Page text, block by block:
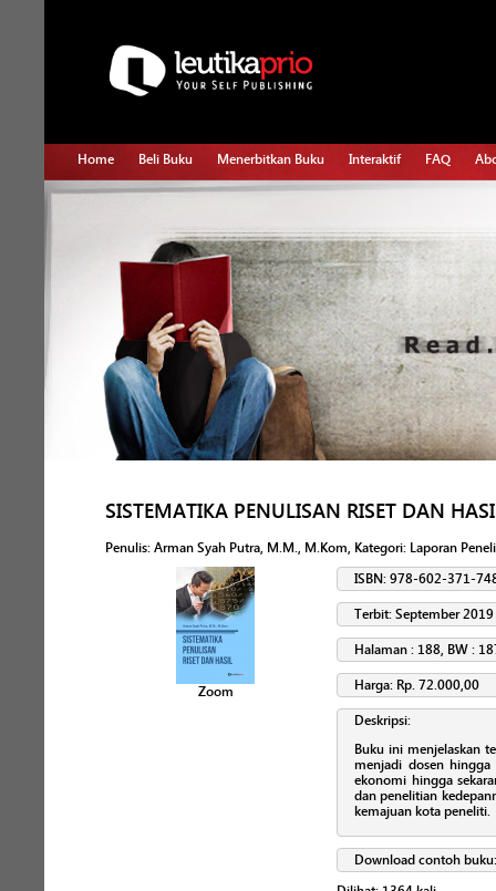
Home Beli Buku Menerbitkan Buku Interaktif FAQ
SISTEMATIKA PENULISAN RISET DAN
Penulis: Arman Syah Putra, M.M., M.Kom, Kategori: Laporan
Zoom
ISBN: 978-602-371-
Terbit: September 2019
Halaman : 188, BW :
Harga: Rp. 72.000,00
Deskripsi:
Buku ini menjelaskan
menjadi dosen
ekonomi hingga
dan penelitian
kemajuan kota peneliti.
Download contoh